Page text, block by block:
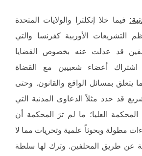
فيما خلا إنكلترا والولايات المتحدة
التشريعات الأوربية كفرنسا والتي
قد عدلت عنه بخصوص القضايا
اشتراك أعضاء شعبيين مع القضاة
بمسائل الواقع والقانون. وحتى
قد حدد مثلاً الدعاوى المدنية التي
العليا؛ ما لم ترَ المحكمة أن
مطولة وبحوثاً علمية وتحريات مما لا
عن طريق المحلفين. وترك لها سلطة